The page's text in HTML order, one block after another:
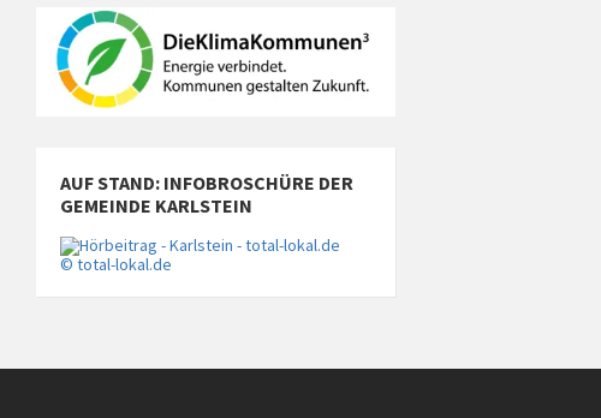
AUF STAND: INFOBROSCHÜRE DER
GEMEINDE KARLSTEIN
© total-lokal.de